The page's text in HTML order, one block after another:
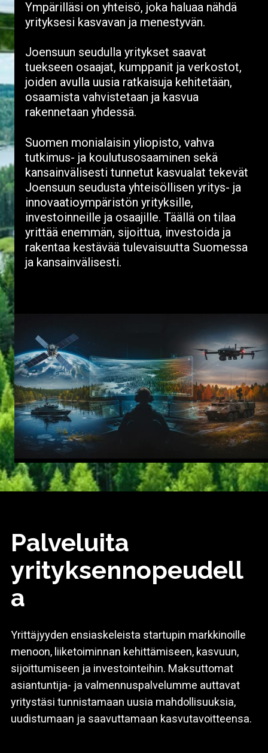
Ympärilläsi on yhteisö, joka haluaa nähdä
yrityksesi kasvavan ja menestyvän.
Joensuun seudulla yritykset saavat
tuekseen osaajat, kumppanit ja verkostot,
joiden avulla uusia ratkaisuja kehitetään,
osaamista vahvistetaan ja kasvua
rakennetaan yhdessä.
Suomen monialaisin yliopisto, vahva
tutkimus- ja koulutusosaaminen sekä
kansainvälisesti tunnetut kasvualat tekevät
Joensuun seudusta yhteisöllisen yritys- ja
innovaatioympäristön yrityksille,
investoinneille ja osaajille. Täällä on tilaa
yrittää enemmän, sijoittua, investoida ja
rakentaa kestävää tulevaisuutta Suomessa
ja kansainvälisesti.
Palveluita
yrityksennopeudell
a
Yrittäjyyden ensiaskeleista startupin markkinoille
menoon, liiketoiminnan kehittämiseen, kasvuun,
sijoittumiseen ja investointeihin. Maksuttomat
asiantuntija- ja valmennuspalvelumme auttavat
yritystäsi tunnistamaan uusia mahdollisuuksia,
uudistumaan ja saavuttamaan kasvutavoitteensa.